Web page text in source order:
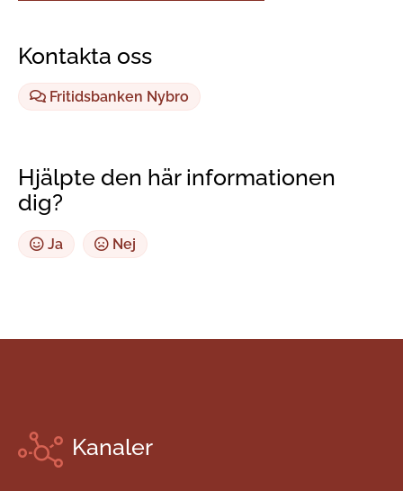
Kontakta oss
Fritidsbanken Nybro
Hjälpte den här informationen
dig?
Ja Nej
Kanaler